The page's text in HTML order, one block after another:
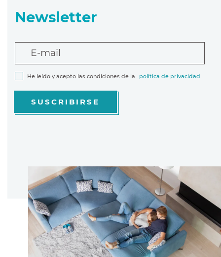
Newsletter
E-mail
He leído y acepto las condiciones de la política de privacidad
SUSCRIBIRSE